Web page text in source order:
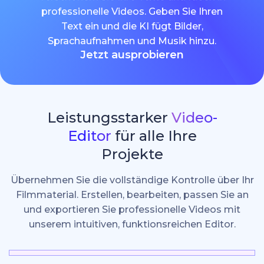
professionelle Videos. Geben Sie Ihren
Text ein und die KI fügt Bilder,
Sprachaufnahmen und Musik hinzu.
Jetzt ausprobieren
Leistungsstarker Video-
Editor für alle Ihre
Projekte
Übernehmen Sie die vollständige Kontrolle über Ihr
Filmmaterial. Erstellen, bearbeiten, passen Sie an
und exportieren Sie professionelle Videos mit
unserem intuitiven, funktionsreichen Editor.